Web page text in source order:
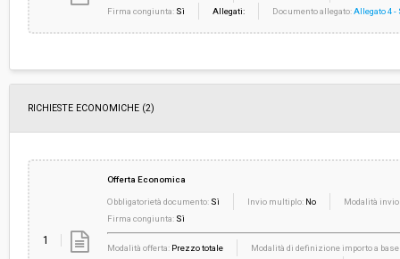
Firma congiunta: Sì Allegati: Documento allegato:Allegato 4 -
RICHIESTE ECONOMICHE (2)
1
Offerta Economica
Obbligatorietà documento: Sì Invio multiplo: No
Modalità
Firma congiunta: Sì
Modalità offerta: Prezzo totale
Modalità di definizione importo a base